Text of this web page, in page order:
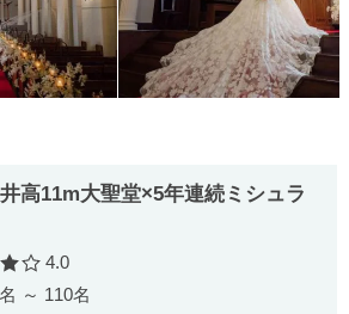
高11m大聖堂×5年連続ミシュラ
口コミ評価
4.0
～ 110名